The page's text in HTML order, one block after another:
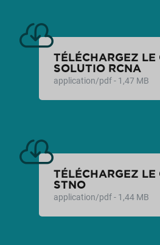
TÉLÉCHARGEZ LE
SOLUTIO RCNA
application/pdf - 1,47 MB
TÉLÉCHARGEZ LE
STNO
application/pdf - 1,44 MB